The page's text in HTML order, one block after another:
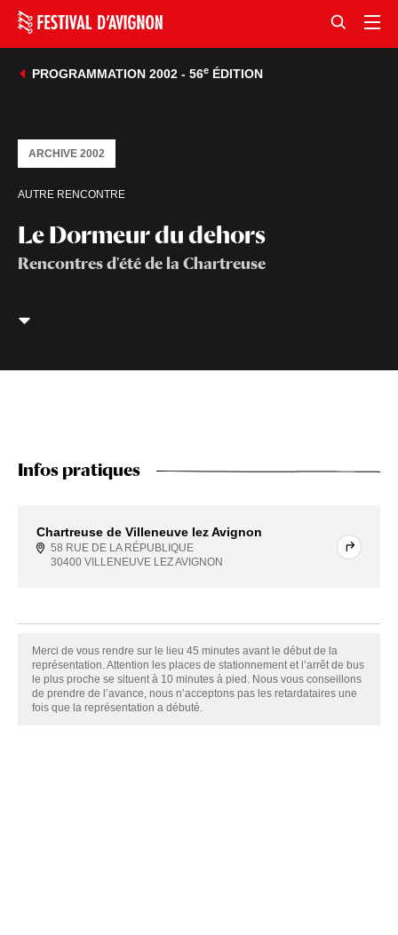
PROGRAMMATION 2002 - 56eÉDITION
Le Dormeur du dehors
Rencontres d'été de la Chartreuse
AUTRE RENCONTRE
ARCHIVE 2002
Infos pratiques
Chartreuse de Villeneuve lez Avignon
58 RUE DE LA RÉPUBLIQUE
30400 VILLENEUVE LEZ AVIGNON
Merci de vous rendre sur le lieu 45 minutes avant le début de la
représentation. Attention les places de stationnement et l’arrêt de bus
le plus proche se situent à 10 minutes à pied. Nous vous conseillons
de prendre de l’avance, nous n’acceptons pas les retardataires une
fois que la représentation a débuté.